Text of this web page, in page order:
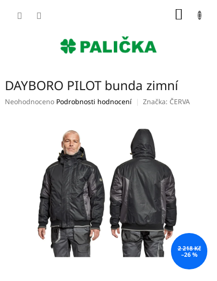
DAYBORO PILOT bunda zimní
Průměrné
Neohodnoceno Podrobnosti hodnocení Značka: ČERVA
2 218 Kč
–26 %